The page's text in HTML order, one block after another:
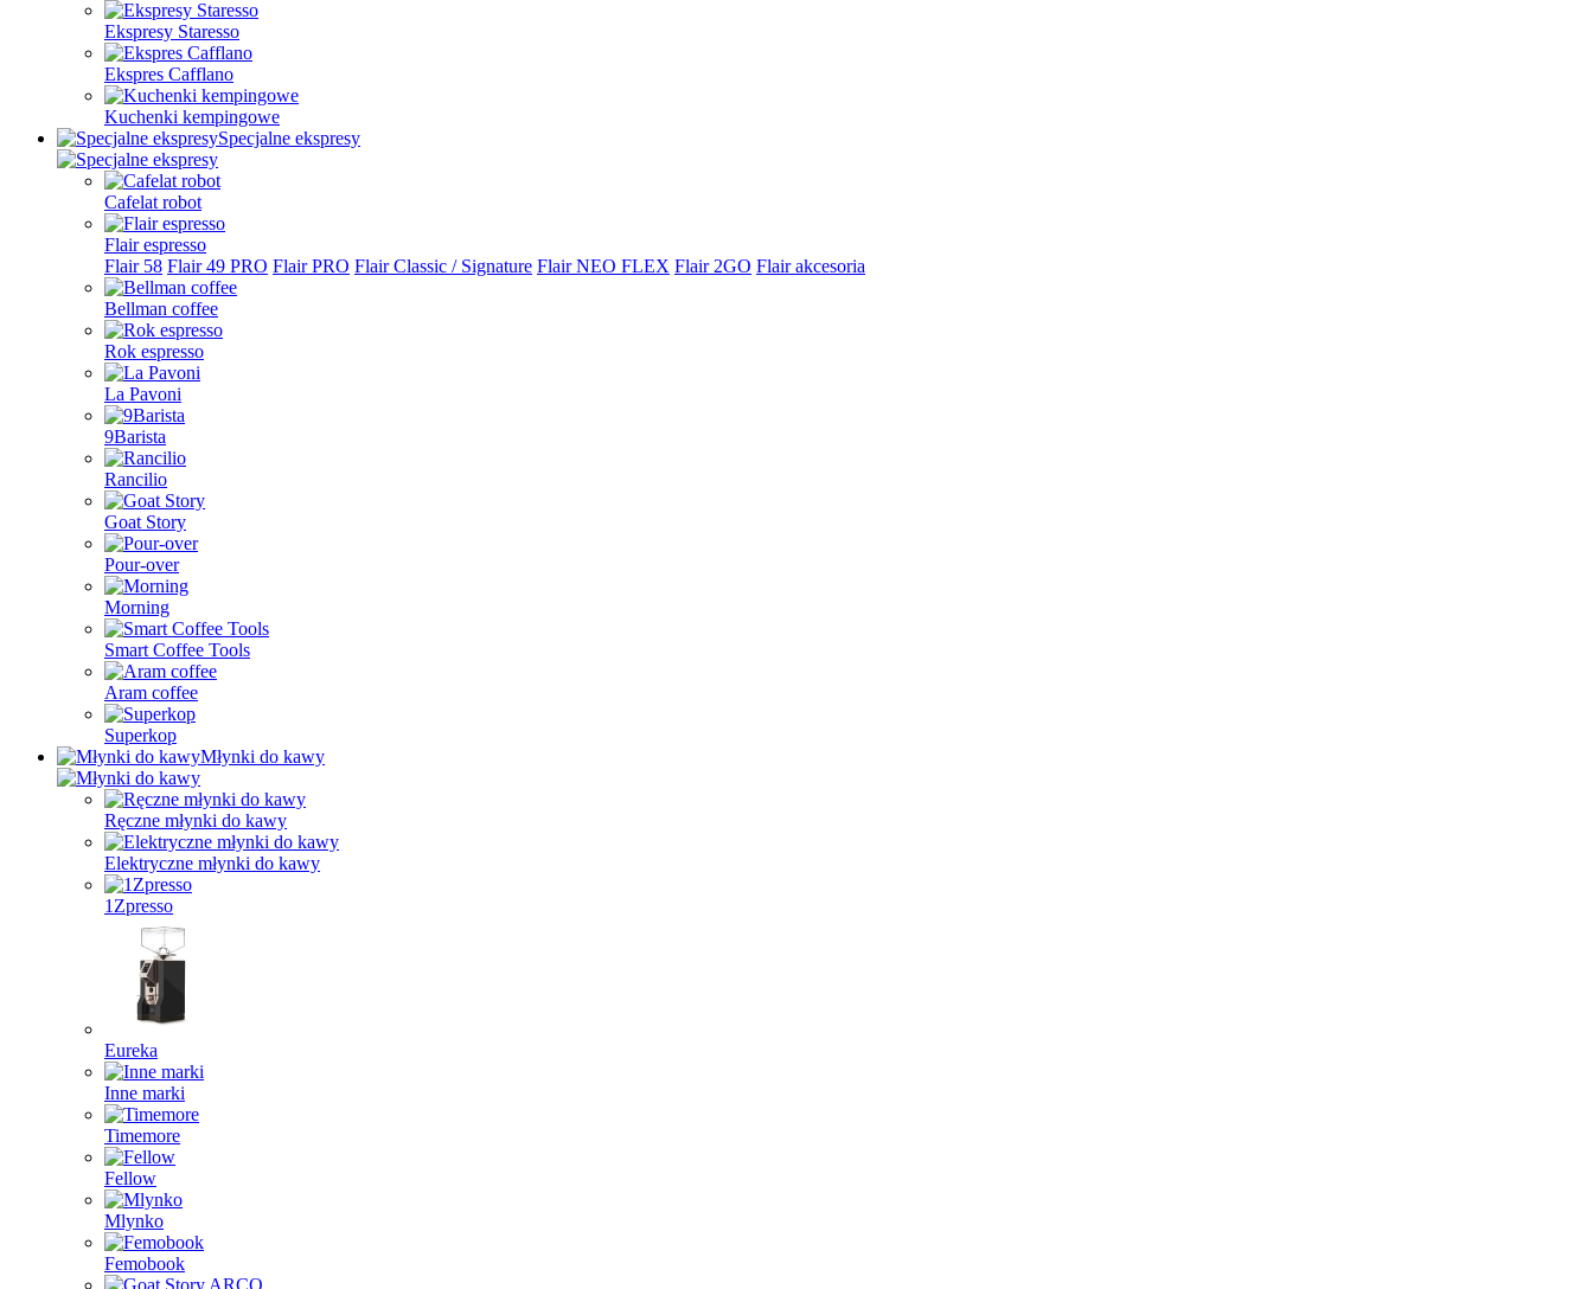
Ekspresy Staresso
Ekspres Cafflano
Kuchenki kempingowe
Specjalne ekspresy
Cafelat robot
Flair espresso
Flair 58 Flair 49 PRO Flair PRO Flair Classic / Signature Flair NEO FLEX Flair 2GO Flair akcesoria
Bellman coffee
Rok espresso
La Pavoni
9Barista
Rancilio
Goat Story
Pour-over
Morning
Smart Coffee Tools
Aram coffee
Superkop
Młynki do kawy
Ręczne młynki do kawy
Elektryczne młynki do kawy
1Zpresso
Eureka
Inne marki
Timemore
Fellow
Mlynko
Femobook